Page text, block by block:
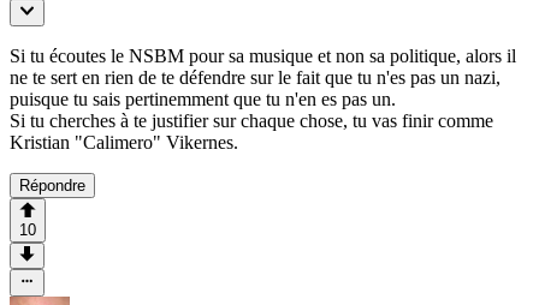
Si tu écoutes le NSBM pour sa musique et non sa politique, alors il
ne te sert en rien de te défendre sur le fait que tu n'es pas un nazi,
puisque tu sais pertinemment que tu n'en es pas un.
Si tu cherches à te justifier sur chaque chose, tu vas finir comme
Kristian "Calimero" Vikernes.
Répondre
10